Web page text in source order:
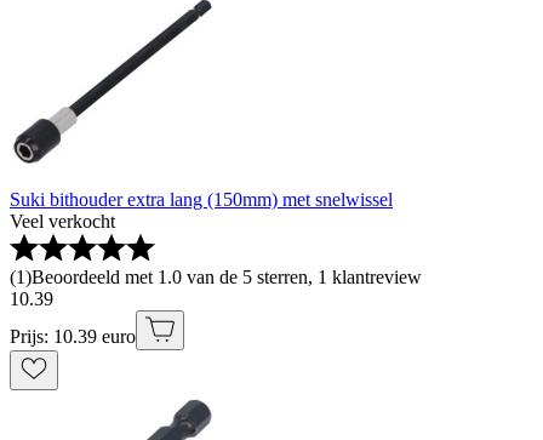
Suki bithouder extra lang (150mm) met snelwissel
Veel verkocht
(1)Beoordeeld met 1.0 van de 5 sterren, 1 klantreview
10.39
Prijs: 10.39 euro